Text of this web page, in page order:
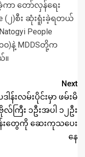
ာ တော်လှန်ရေး
(၂)စီး ဆုံးရူံးခဲ့ရတယ်
People
၁၀)နဲ့ MDDSတို့က
။
Next
ါန်းလမ်းပိုင်းမှာ ဖမ်းမိ
ကြီး ၁ဦးအပါ ၁၂ဦး
းတွေကို ဆေးကုသပေး
နေ